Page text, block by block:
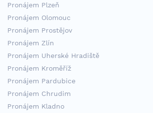
Pronájem Plzeň
Pronájem Olomouc
Pronájem Prostějov
Pronájem Zlín
Pronájem Uherské Hradiště
Pronájem Kroměříž
Pronájem Pardubice
Pronájem Chrudim
Pronájem Kladno